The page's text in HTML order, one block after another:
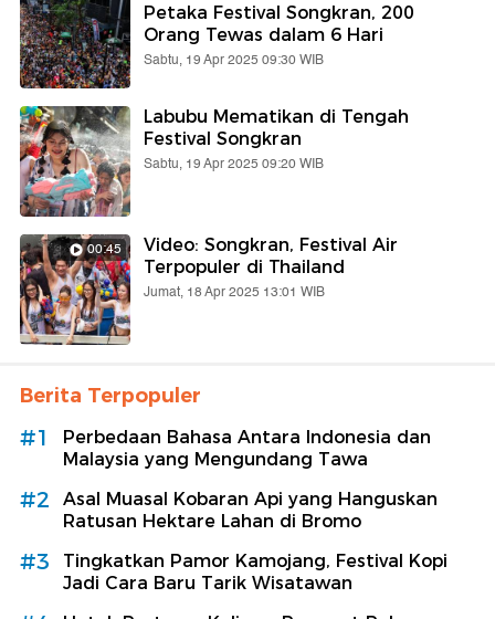
Petaka Festival Songkran, 200
Orang Tewas dalam 6 Hari
Sabtu, 19 Apr 2025 09:30 WIB
Labubu Mematikan di Tengah
Festival Songkran
Sabtu, 19 Apr 2025 09:20 WIB
00:45
Video: Songkran, Festival Air
Terpopuler di Thailand
Jumat, 18 Apr 2025 13:01 WIB
Berita Terpopuler
#1
Perbedaan Bahasa Antara Indonesia dan
Malaysia yang Mengundang Tawa
#2
Asal Muasal Kobaran Api yang Hanguskan
Ratusan Hektare Lahan di Bromo
#3
Tingkatkan Pamor Kamojang, Festival Kopi
Jadi Cara Baru Tarik Wisatawan